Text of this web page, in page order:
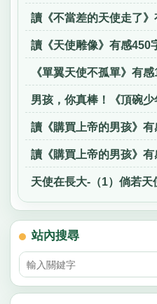
讀《不當差的天使走了
讀《天使雕像》有感450
《單翼天使不孤單》有
男孩，你真棒！《頂碗
讀《購買上帝的男孩》有
讀《購買上帝的男孩》有
天使在長大-（1）倘若天
站內搜尋